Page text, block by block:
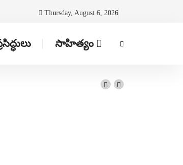
Thursday, August 6, 2026
సాహిత్యం